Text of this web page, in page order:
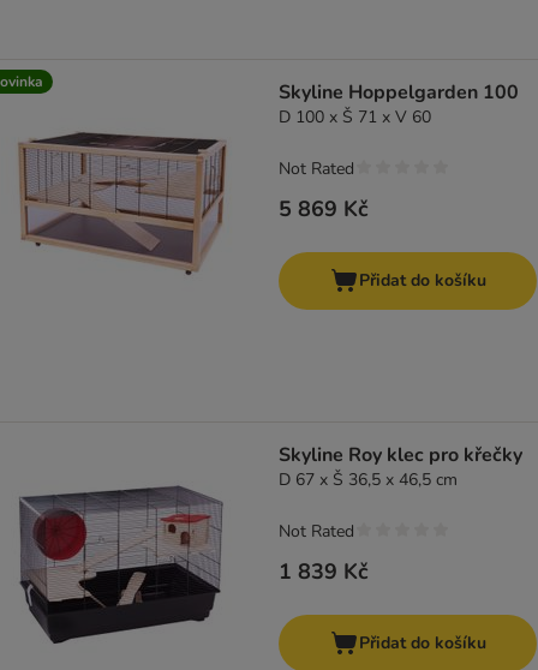
Skyline Hoppelgarden 100
D 100 x Š 71 x V 60
5 869 Kč
Not Rated
Přidat do košíku
Skyline Roy klec pro křečky
D 67 x Š 36,5 x 46,5 cm
1 839 Kč
Not Rated
Přidat do košíku